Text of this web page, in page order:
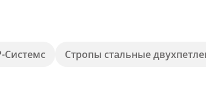
Системс Стропы стальные